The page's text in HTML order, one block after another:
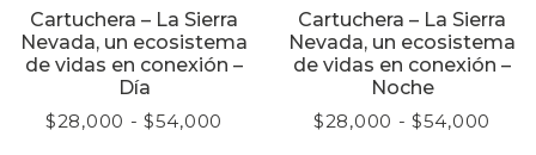
Cartuchera – La Sierra
Nevada, un ecosistema
de vidas en conexión –
Día
$28,000 - $54,000
Cartuchera – La Sierra
Nevada, un ecosistema
de vidas en conexión –
Noche
$28,000 - $54,000